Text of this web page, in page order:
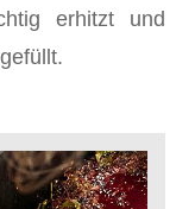
erhitzt und